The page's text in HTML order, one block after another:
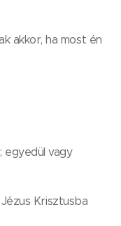
akkor, ha most én
egyedül vagy
Krisztusba